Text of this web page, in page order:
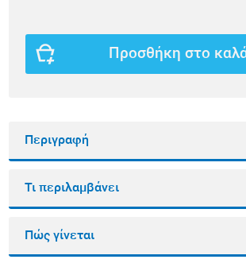
Προσθήκη στο
Περιγραφή
Τι περιλαμβάνει
Πώς γίνεται